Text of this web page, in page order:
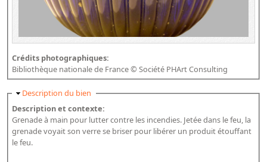
Crédits photographiques:
Bibliothèque nationale de France © Société PHArt Consulting
Masquer
Description du bien
Description et contexte:
Grenade à main pour lutter contre les incendies. Jetée dans le feu, la
grenade voyait son verre se briser pour libérer un produit étouffant
le feu.